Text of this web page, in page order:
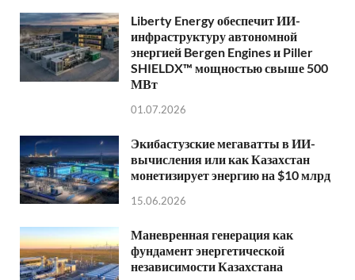
Liberty Energy обеспечит ИИ-
инфраструктуру автономной
энергией Bergen Engines и Piller
SHIELDX™ мощностью свыше 500
МВт
01.07.2026
Экибастузские мегаватты в ИИ-
вычисления или как Казахстан
монетизирует энергию на $10 млрд
15.06.2026
Маневренная генерация как
фундамент энергетической
независимости Казахстана